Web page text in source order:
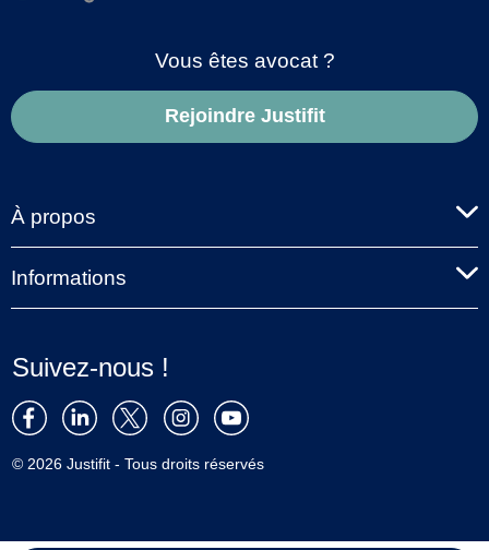
Vous êtes avocat ?
Rejoindre Justifit
À propos
Informations
Suivez-nous !
© 2026 Justifit - Tous droits réservés